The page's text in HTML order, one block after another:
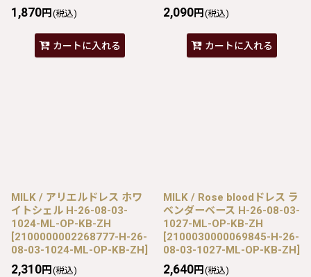
1,870円 (税込)
カートに入れる
2,090円 (税込)
カートに入れる
MILK / アリエルドレス ホワ
イトシェル H-26-08-03-
1024-ML-OP-KB-ZH
[2100000002268777-H-26-
08-03-1024-ML-OP-KB-ZH]
2,310円 (税込)
MILK / Rose bloodドレス ラ
ベンダーベース H-26-08-03-
1027-ML-OP-KB-ZH
[2100030000069845-H-26-
08-03-1027-ML-OP-KB-ZH]
2,640円 (税込)